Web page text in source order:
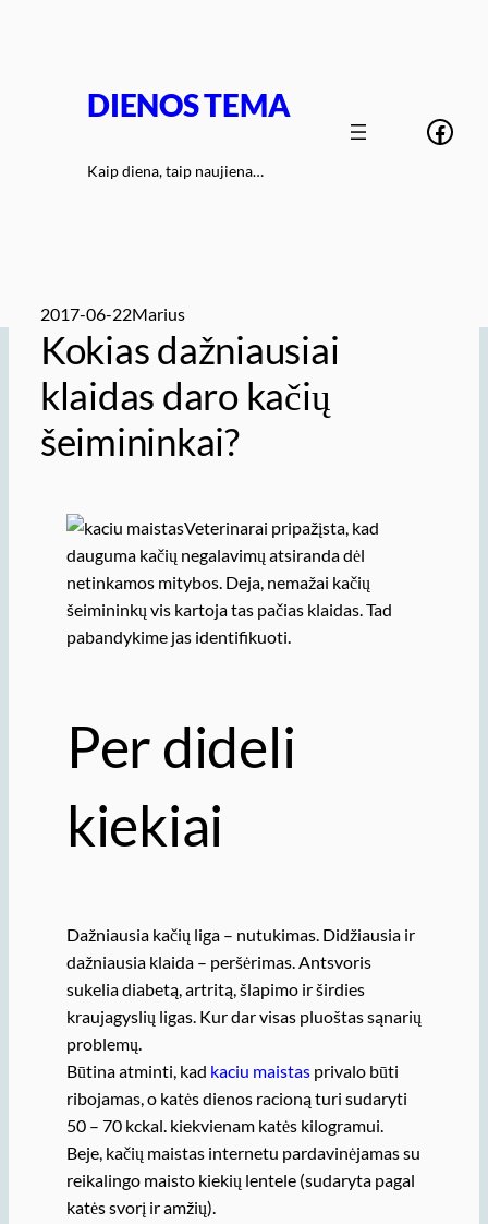
DIENOS TEMA
Kaip diena, taip naujiena…
2017-06-22Marius
Kokias dažniausiai
klaidas daro kačių
šeimininkai?
Veterinarai pripažįsta, kad
dauguma kačių negalavimų atsiranda dėl
netinkamos mitybos. Deja, nemažai kačių
šeimininkų vis kartoja tas pačias klaidas. Tad
pabandykime jas identifikuoti.
Per dideli
kiekiai
Dažniausia kačių liga – nutukimas. Didžiausia ir
dažniausia klaida – peršėrimas. Antsvoris
sukelia diabetą, artritą, šlapimo ir širdies
kraujagyslių ligas. Kur dar visas pluoštas sąnarių
problemų.
Būtina atminti, kad kaciu maistasprivalo būti
ribojamas, o katės dienos racioną turi sudaryti
50 – 70 kckal. kiekvienam katės kilogramui.
Beje, kačių maistas internetu pardavinėjamas su
reikalingo maisto kiekių lentele (sudaryta pagal
katės svorį ir amžių).